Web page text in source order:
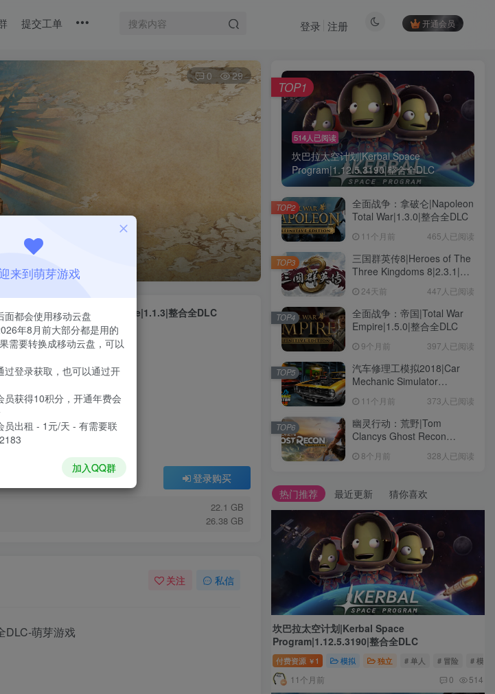
提交工单 开通会员
登录 注册
DLC
0 29
Three Kingdoms 8 Remake|1.1.3|整合全DLC
登录购买
22.1 GB
26.38 GB
关注 私信
514人已阅读
坎巴拉太空计划|Kerbal Space
Program|1.12.5.3190|整合全DLC
TOP1
全面战争：拿破仑|Napoleon
Total War|1.3.0|整合全DLC
11个月前 465人已阅读
TOP2
三国群英传8|Heroes of The
Three Kingdoms 8|2.3.1|整
24天前 447人已阅读
TOP3
全面战争：帝国|Total War
Empire|1.5.0|整合全DLC
9个月前 397人已阅读
TOP4
汽车修理工模拟2018|Car
Mechanic Simulator
11个月前 373人已阅读
TOP5
幽灵行动：荒野|Tom
Clancys Ghost Recon
DLC8个月前 328人已阅读
TOP6
热门推荐 最近更新 猜你喜欢
坎巴拉太空计划|Kerbal Space
Program|1.12.5.3190|整合全DLC
付费资源 ￥ 1 模拟 独立 # 单人 # 冒险 # 模拟
11个月前 0 514
来到萌芽游戏
面都会使用移动云盘
年8月前大部分都是用的
需要转换成移动云盘，可以
过登录获取，也可以通过开
员获得10积分，开通年费会
员出租 - 1元/天 - 有需要联
加入QQ群